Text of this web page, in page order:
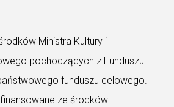
Ministra Kultury i
pochodzących z Funduszu
funduszu celowego.
ze środków